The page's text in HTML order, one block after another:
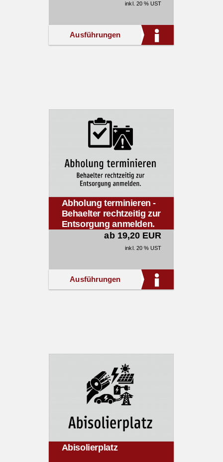
inkl. 20 % UST
Ausführungen
Abholung terminieren -
Behaelter rechtzeitig zur
Entsorgung anmelden.
ab 19,20 EUR
inkl. 20 % UST
Ausführungen
Abisolierplatz